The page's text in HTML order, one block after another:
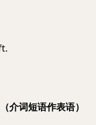
词短语作表语）